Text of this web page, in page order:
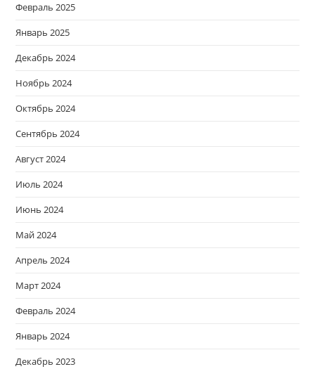
Февраль 2025
Январь 2025
Декабрь 2024
Ноябрь 2024
Октябрь 2024
Сентябрь 2024
Август 2024
Июль 2024
Июнь 2024
Май 2024
Апрель 2024
Март 2024
Февраль 2024
Январь 2024
Декабрь 2023